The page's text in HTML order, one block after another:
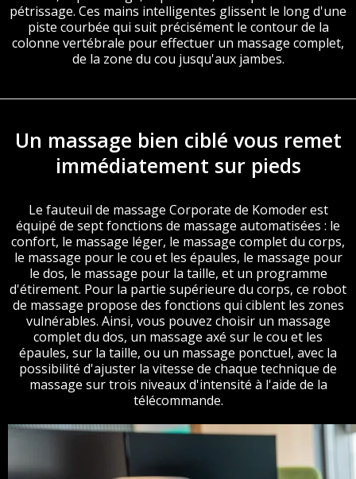
pétrissage. Ces mains intelligentes glissent le long d'une
piste courbée qui suit précisément le contour de la
colonne vertébrale pour effectuer un massage complet,
de la zone du cou jusqu'aux jambes.
Un massage bien ciblé vous remet
immédiatement sur pieds
Le fauteuil de massage Corporate de Komoder est
équipé de sept fonctions de massage automatisées : le
confort, le massage léger, le massage complet du corps,
le massage pour le cou et les épaules, le massage pour
le dos, le massage pour la taille, et un programme
d'étirement. Pour la partie supérieure du corps, ce robot
de massage propose des fonctions qui ciblent les zones
vulnérables. Ainsi, vous pouvez choisir un massage
complet du dos, un massage axé sur le cou et les
épaules, sur la taille, ou un massage ponctuel, avec la
possibilité d'ajuster la vitesse de chaque technique de
massage sur trois niveaux d'intensité à l'aide de la
télécommande.